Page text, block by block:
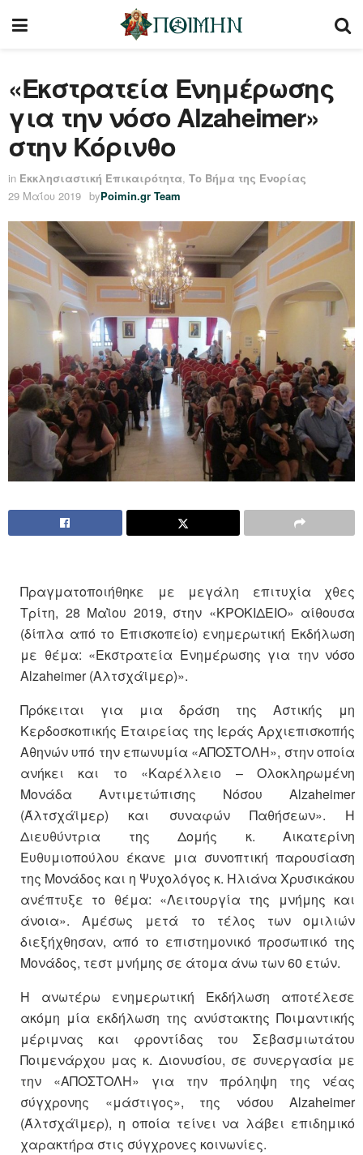
«Εκστρατεία Ενημέρωσης
για την νόσο Alzaheimer»
στην Κόρινθο
in Εκκλησιαστική Επικαιρότητα, Το Βήμα της Ενορίας
29 Μαΐου 2019 byPoimin.gr Team
Πραγματοποιήθηκε με μεγάλη επιτυχία χθες
Τρίτη, 28 Μαῒου 2019, στην «ΚΡΟΚΙΔΕΙΟ» αίθουσα
(δίπλα από το Επισκοπείο) ενημερωτική Εκδήλωση
με θέμα: «Εκστρατεία Ενημέρωσης για την νόσο
Alzaheimer (Αλτσχάϊμερ)».
Πρόκειται για μια δράση της Αστικής μη
Κερδοσκοπικής Εταιρείας της Ιεράς Αρχιεπισκοπής
Αθηνών υπό την επωνυμία «ΑΠΟΣΤΟΛΗ», στην οποία
ανήκει και το «Καρέλλειο – Ολοκληρωμένη
Μονάδα Αντιμετώπισης Νόσου Alzaheimer
(Άλτσχάϊμερ) και συναφών Παθήσεων». Η
Διευθύντρια της Δομής κ. Αικατερίνη
Ευθυμιοπούλου έκανε μια συνοπτική παρουσίαση
της Μονάδος και η Ψυχολόγος κ. Ηλιάνα Χρυσικάκου
ανέπτυξε το θέμα: «Λειτουργία της μνήμης και
άνοια». Αμέσως μετά το τέλος των ομιλιών
διεξήχθησαν, από το επιστημονικό προσωπικό της
Μονάδος, τεστ μνήμης σε άτομα άνω των 60 ετών.
Η ανωτέρω ενημερωτική Εκδήλωση αποτέλεσε
ακόμη μία εκδήλωση της ανύστακτης Ποιμαντικής
μέριμνας και φροντίδας του Σεβασμιωτάτου
Ποιμενάρχου μας κ. Διονυσίου, σε συνεργασία με
την «ΑΠΟΣΤΟΛΗ» για την πρόληψη της νέας
σύγχρονης «μάστιγος», της νόσου Alzaheimer
(Άλτσχάϊμερ), η οποία τείνει να λάβει επιδημικό
χαρακτήρα στις σύγχρονες κοινωνίες.